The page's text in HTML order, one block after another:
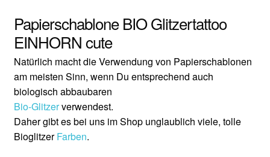
Papierschablone BIO Glitzertattoo
EINHORN cute
Natürlich macht die Verwendung von Papierschablonen
am meisten Sinn, wenn Du entsprechend auch
biologisch abbaubaren
Bio-Glitzerverwendest.
Daher gibt es bei uns im Shop unglaublich viele, tolle
BioglitzerFarben.